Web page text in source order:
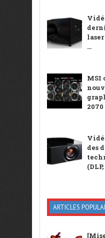
laser
...
MSI
2070
des
ARTICLES